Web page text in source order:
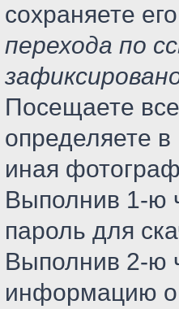
сохраняете
перехода по
Посещаете
определяете
иная
Выполнив 1-ю
пароль для
Выполнив 2-ю
информацию о